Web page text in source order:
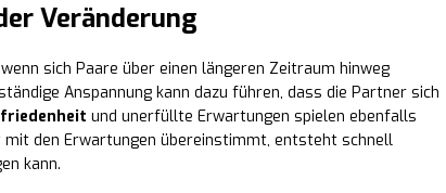
Veränderung
sich Paare über einen längeren Zeitraum hinweg
Anspannung kann dazu führen, dass die Partner sich
und unerfüllte Erwartungen spielen ebenfalls
mit den Erwartungen übereinstimmt, entsteht schnell
kann.